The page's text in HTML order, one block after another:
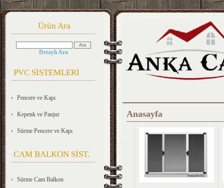
Ürün Ara
Detaylı Ara
PVC SİSTEMLERİ
Pencere ve Kapı
Kepenk ve Panjur
Sürme Pencere ve Kapı
CAM BALKON SİST.
Sürme Cam Balkon
Anasayfa